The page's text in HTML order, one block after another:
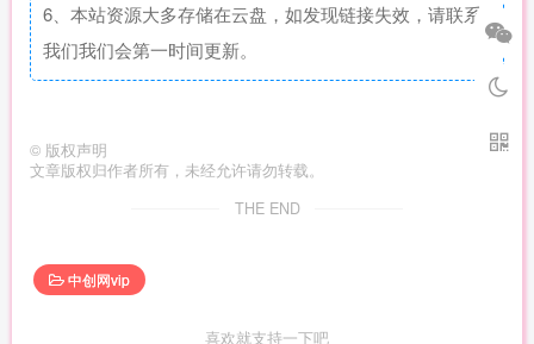
6、本站资源大多存储在云盘，如发现链接失效，请联系
我们我们会第一时间更新。
© 版权声明
文章版权归作者所有，未经允许请勿转载。
THE END
中创网vip
喜欢就支持一下吧